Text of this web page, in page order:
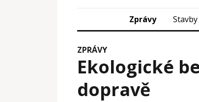
Zprávy
ZPRÁVY
Ekologické
dopravě